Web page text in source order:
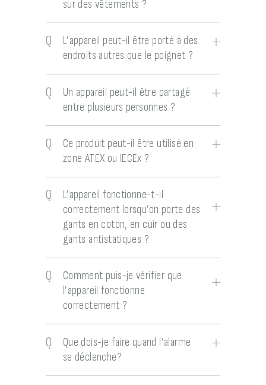
sur des vêtements ?
Q.
L’appareil peut-il être porté à des
endroits autres que le poignet ?
Q.
Un appareil peut-il être partagé
entre plusieurs personnes ?
Q.
Ce produit peut-il être utilisé en
zone ATEX ou IECEx ?
Q.
L’appareil fonctionne-t-il
correctement lorsqu’on porte des
gants en coton, en cuir ou des
gants antistatiques ?
Q.
Comment puis-je vérifier que
l’appareil fonctionne
correctement ?
Q.
Que dois-je faire quand l’alarme
se déclenche?